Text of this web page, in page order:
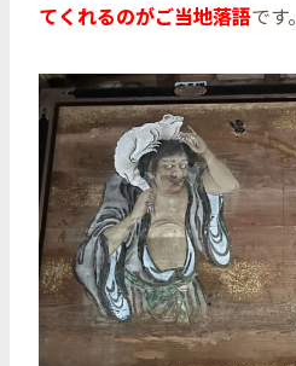
てくれるのがご当地落語です。